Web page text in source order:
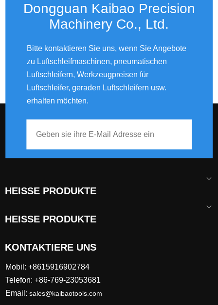
Dongguan Kaibao Precision
Machinery Co., Ltd.​​​​​​​
Bitte kontaktieren Sie uns, wenn Sie Angebote
zu Luftschleifmaschinen, pneumatischen
Luftschleifern, Werkzeugpreisen für
Luftschleifer, geraden Luftschleifern usw.
erhalten möchten.
HEISSE PRODUKTE
HEISSE PRODUKTE
KONTAKTIERE UNS
Mobil: +8615916902784
Telefon: +86-769-23053681
Email: sales@kaibaotools.com